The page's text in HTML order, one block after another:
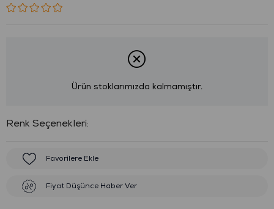
Ürün stoklarımızda kalmamıştır.
:
Favorilere Ekle
Fiyat Düşünce Haber Ver